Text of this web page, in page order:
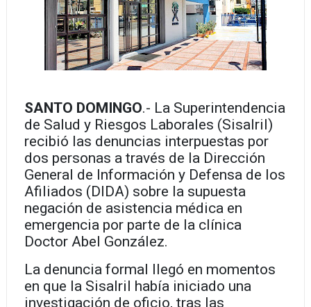
SANTO DOMINGO.- La Superintendencia
de Salud y Riesgos Laborales (Sisalril)
recibió las denuncias interpuestas por
dos personas a través de la Dirección
General de Información y Defensa de los
Afiliados (DIDA) sobre la supuesta
negación de asistencia médica en
emergencia por parte de la clínica
Doctor Abel González.
La denuncia formal llegó en momentos
en que la Sisalril había iniciado una
investigación de oficio, tras las